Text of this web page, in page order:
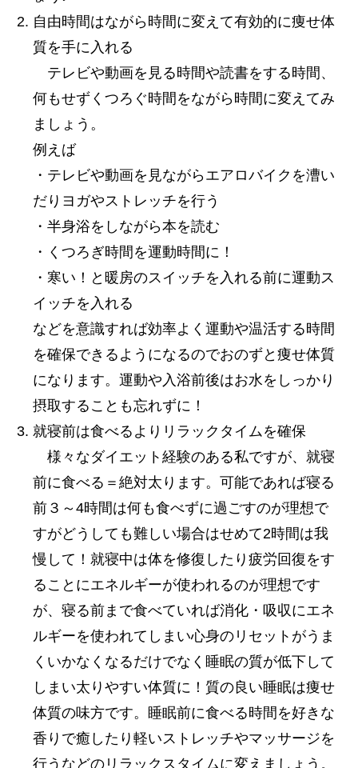
自由時間はながら時間に変えて有効的に痩せ体
質を手に入れる
テレビや動画を見る時間や読書をする時間、
何もせずくつろぐ時間をながら時間に変えてみ
ましょう。
例えば
・テレビや動画を見ながらエアロバイクを漕い
だりヨガやストレッチを行う
・半身浴をしながら本を読む
・くつろぎ時間を運動時間に！
・寒い！と暖房のスイッチを入れる前に運動ス
イッチを入れる
などを意識すれば効率よく運動や温活する時間
を確保できるようになるのでおのずと痩せ体質
になります。運動や入浴前後はお水をしっかり
摂取することも忘れずに！
就寝前は食べるよりリラックタイムを確保
様々なダイエット経験のある私ですが、就寝
前に食べる＝絶対太ります。可能であれば寝る
前３～4時間は何も食べずに過ごすのが理想で
すがどうしても難しい場合はせめて2時間は我
慢して！就寝中は体を修復したり疲労回復をす
ることにエネルギーが使われるのが理想です
が、寝る前まで食べていれば消化・吸収にエネ
ルギーを使われてしまい心身のリセットがうま
くいかなくなるだけでなく睡眠の質が低下して
しまい太りやすい体質に！質の良い睡眠は痩せ
体質の味方です。睡眠前に食べる時間を好きな
香りで癒したり軽いストレッチやマッサージを
行うなどのリラックスタイムに変えましょう。